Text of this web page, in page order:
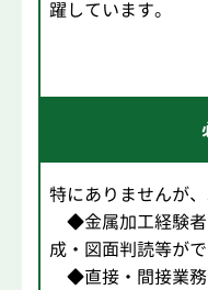
躍しています。
特にありませんが
◆金属加工経験者
成・図面判読等がで
◆直接・間接業務